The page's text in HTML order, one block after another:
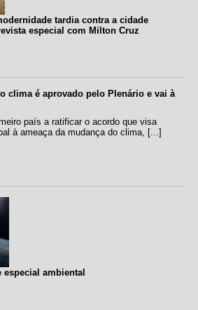
tardia contra a cidade
especial com Milton Cruz
clima é aprovado pelo Plenário e vai à
país a ratificar o acordo que visa
à ameaça da mudança do clima, [...]
especial ambiental